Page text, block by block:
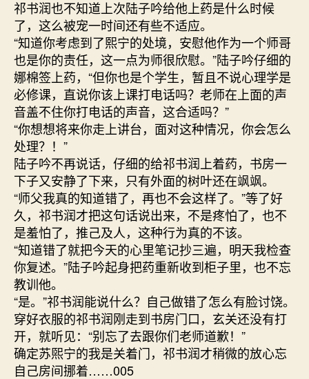
祁书润也不知道上次陆子吟给他上药是什么时候
了，这么被宠一时间还有些不适应。
“知道你考虑到了熙宁的处境，安慰他作为一个师哥
也是你的责任，这一点为师很欣慰。”陆子吟仔细的
娜棉签上药，“但你也是个学生，暂且不说心理学是
必修课，直说你该上课打电话吗？老师在上面的声
音盖不住你打电话的声音，这合适吗？”
“你想想将来你走上讲台，面对这种情况，你会怎么
处理？！”
陆子吟不再说话，仔细的给祁书润上着药，书房一
下子又安静了下来，只有外面的树叶还在飒飒。
“师父我真的知道错了，再也不会这样了。”等了好
久，祁书润才把这句话说出来，不是疼怕了，也不
是羞怕了，推己及人，这种行为真的不该。
“知道错了就把今天的心里笔记抄三遍，明天我检查
你复述。”陆子吟起身把药重新收到柜子里，也不忘
教训他。
“是。”祁书润能说什么？自己做错了怎么有脸讨饶。
穿好衣服的祁书润刚走到书房门口，玄关还没有打
开，就听见：“别忘了去跟你们老师道歉！”
确定苏煕宁的我是关着门，祁书润才稍微的放心忘
自己房间挪着……005